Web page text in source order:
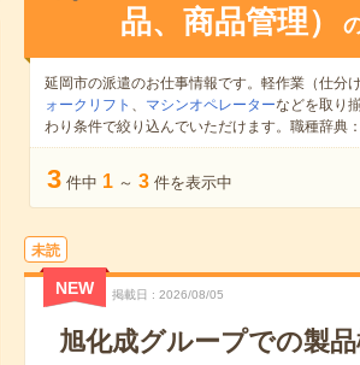
品、商品管理）
延岡市の派遣のお仕事情報です。軽作業（仕分
ォークリフト 、 マシンオペレーターなどを取り
わり条件で絞り込んでいただけます。職種辞典：
3 件中 1 ～ 3 件を表示中
未読
NEW 掲載日 2026/08/05
旭化成グループでの製品